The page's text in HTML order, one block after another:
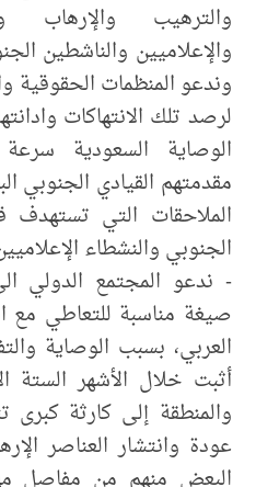
والترهيب والإرهاب
والإعلاميين والناشطين
وندعو المنظمات الحقوقية
لرصد تلك الانتهاكات
الوصاية السعودية
مقدمتهم القيادي
الملاحقات التي تستهدف
الجنوبي والنشطاء
- ندعو المجتمع الدولي
صيغة مناسبة للتعاطي مع
العربي، بسبب الوصاية
أثبت خلال الأشهر الستة
والمنطقة إلى كارثة
عودة وانتشار العناصر